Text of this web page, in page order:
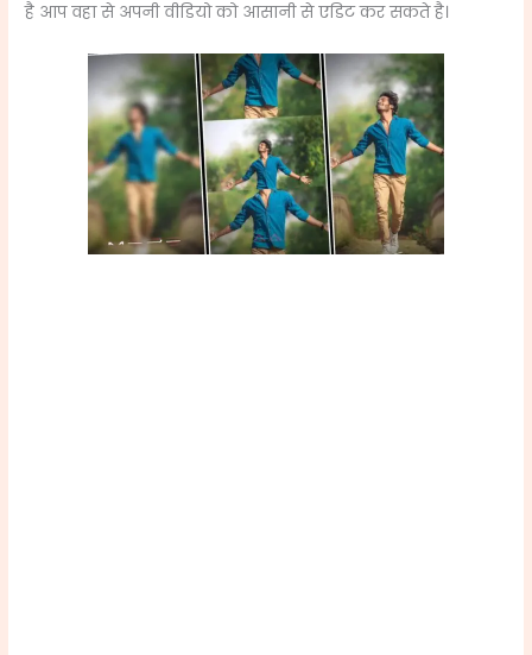
है आप वहा से अपनी वीडियो को आसानी से एडिट कर सकते है।